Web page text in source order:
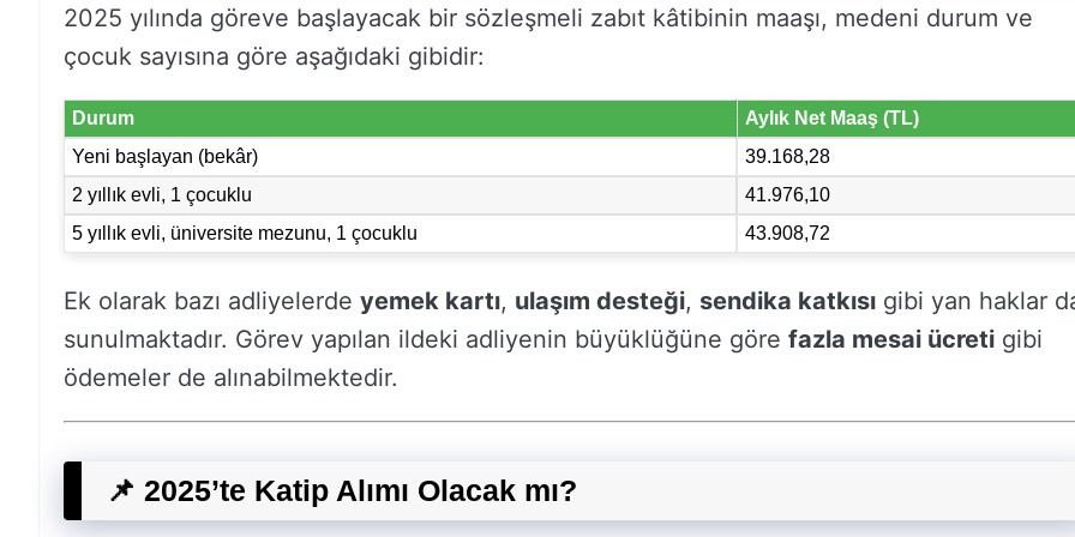
2025 yılında göreve başlayacak bir sözleşmeli zabıt kâtibinin maaşı, medeni durum ve
çocuk sayısına göre aşağıdaki gibidir:
Durum
Aylık Net Maaş (TL)
Yeni başlayan (bekâr)
39.168,28
2 yıllık evli, 1 çocuklu
41.976,10
5 yıllık evli, üniversite mezunu, 1 çocuklu
43.908,72
Ek olarak bazı adliyelerde yemek kartı, ulaşım desteği, sendika katkısı gibi yan haklar
sunulmaktadır. Görev yapılan ildeki adliyenin büyüklüğüne göre fazla mesai ücreti gibi
ödemeler de alınabilmektedir.
📌 2025’te Katip Alımı Olacak mı?